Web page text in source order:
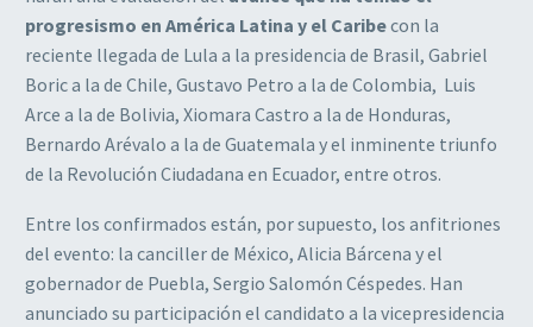
progresismo en América Latina y el Caribecon la
reciente llegada de Lula a la presidencia de Brasil, Gabriel
Boric a la de Chile, Gustavo Petro a la de Colombia, Luis
Arce a la de Bolivia, Xiomara Castro a la de Honduras,
Bernardo Arévalo a la de Guatemala y el inminente triunfo
de la Revolución Ciudadana en Ecuador, entre otros.
Entre los confirmados están, por supuesto, los anfitriones
del evento: la canciller de México, Alicia Bárcena y el
gobernador de Puebla, Sergio Salomón Céspedes. Han
anunciado su participación el candidato a la vicepresidencia